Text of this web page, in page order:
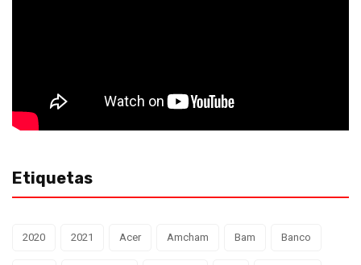
Etiquetas
2020 2021 Acer Amcham Bam Banco